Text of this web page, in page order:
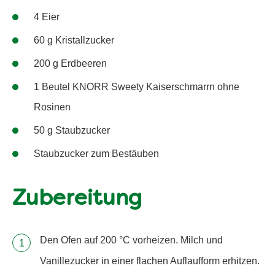
4 Eier
60 g Kristallzucker
200 g Erdbeeren
1 Beutel KNORR Sweety Kaiserschmarrn ohne
Rosinen
50 g Staubzucker
Staubzucker zum Bestäuben
Zubereitung
Den Ofen auf 200 °C vorheizen. Milch und
Vanillezucker in einer flachen Auflaufform erhitzen.